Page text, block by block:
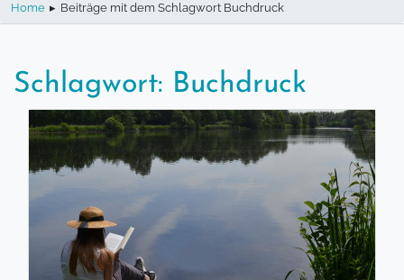
Home ▸ Beiträge mit dem Schlagwort Buchdruck
Schlagwort: Buchdruck